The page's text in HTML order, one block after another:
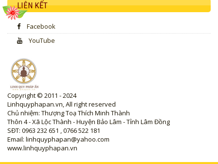
LIÊN KẾT
Facebook
YouTube
Copyright © 2011 - 2024
Linhquyphapan.vn, All right reserved
Chủ nhiệm: Thượng Toạ Thích Minh Thành
Thôn 4 - Xã Lộc Thành - Huyện Bảo Lâm - Tỉnh Lâm Đồng
SĐT: 0963 232 651 , 0766 522 181
Email: linhquyphapan@yahoo.com
www.linhquyphapan.vn